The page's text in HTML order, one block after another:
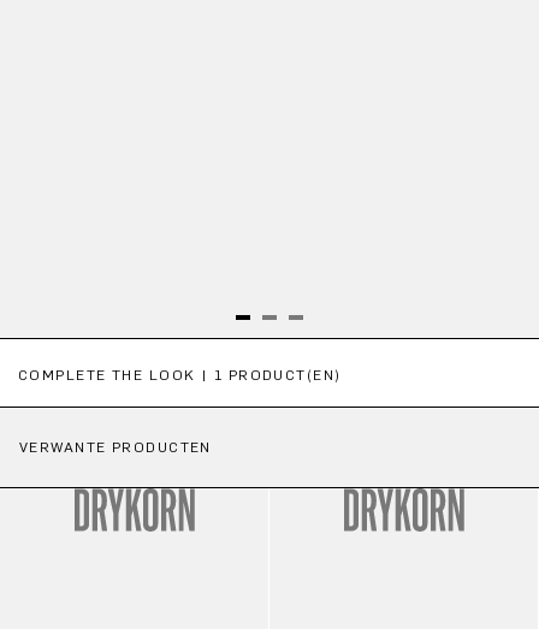
COMPLETE THE LOOK | 1 PRODUCT(EN)
VERWANTE PRODUCTEN